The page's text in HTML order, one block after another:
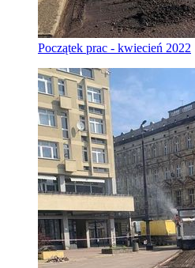
Początek prac - kwiecień 2022